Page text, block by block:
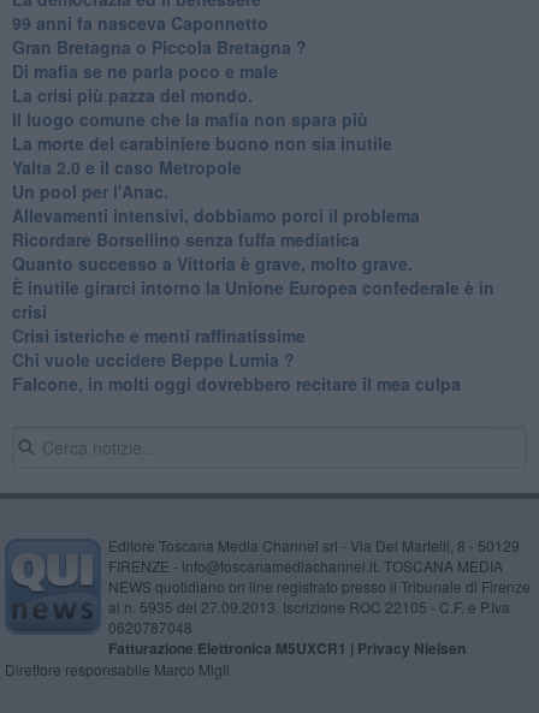
99 anni fa nasceva Caponnetto
Gran Bretagna o Piccola Bretagna ?
Di mafia se ne parla poco e male
La crisi più pazza del mondo.
Il luogo comune che la mafia non spara più
La morte del carabiniere buono non sia inutile
Yalta 2.0 e il caso Metropole
​Un pool per l'Anac.
Allevamenti intensivi, dobbiamo porci il problema
Ricordare Borsellino senza fuffa mediatica
​Quanto successo a Vittoria è grave, molto grave.
​È inutile girarci intorno la Unione Europea confederale è in
crisi
Crisi isteriche e menti raffinatissime
Chi vuole uccidere Beppe Lumia ?
Falcone, in molti oggi dovrebbero recitare il mea culpa
Editore Toscana Media Channel srl - Via Dei Martelli, 8 - 50129
FIRENZE - info@toscanamediachannel.it. TOSCANA MEDIA
NEWS quotidiano on line registrato presso il Tribunale di Firenze
al n. 5935 del 27.09.2013. Iscrizione ROC 22105 - C.F. e P.Iva
0620787048
Fatturazione Elettronica M5UXCR1 | Privacy Nielsen
Direttore responsabile Marco Migli